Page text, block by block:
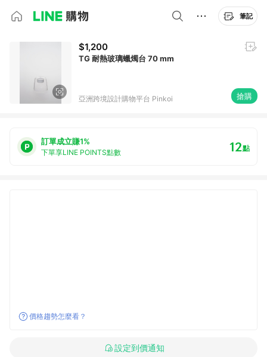
筆記
$1,200
TG 耐熱玻璃蠟燭台 70 mm
亞洲跨境設計購物平台 Pinkoi 搶購
訂單成立賺1%
下單享LINE POINTS點數 12點
價格趨勢怎麼看？
設定到價通知